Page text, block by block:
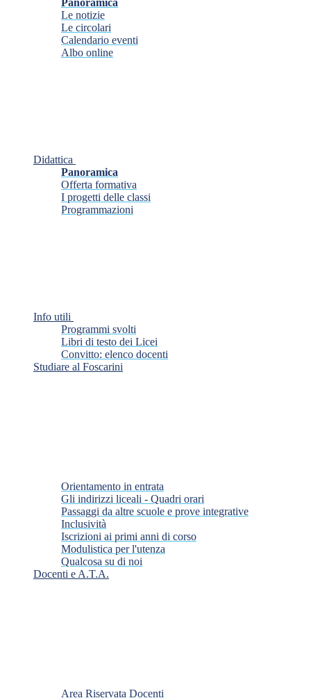
Panoramica
Le notizie
Le circolari
Calendario eventi
Albo online
Didattica
Panoramica
Offerta formativa
I progetti delle classi
Programmazioni
Info utili
Programmi svolti
Libri di testo dei Licei
Convitto: elenco docenti
Studiare al Foscarini
Orientamento in entrata
Gli indirizzi liceali - Quadri orari
Passaggi da altre scuole e prove integrative
Inclusività
Iscrizioni ai primi anni di corso
Modulistica per l'utenza
Qualcosa su di noi
Docenti e A.T.A.
Area Riservata Docenti